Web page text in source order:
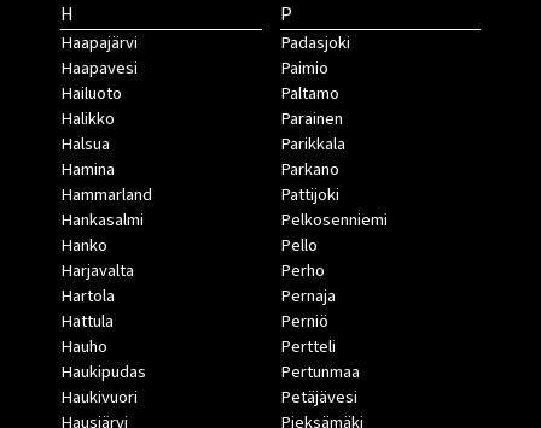
H
Haapajärvi
Haapavesi
Hailuoto
Halikko
Halsua
Hamina
Hammarland
Hankasalmi
Hanko
Harjavalta
Hartola
Hattula
Hauho
Haukipudas
Haukivuori
P
Padasjoki
Paimio
Paltamo
Parainen
Parikkala
Parkano
Pattijoki
Pelkosenniemi
Pello
Perho
Pernaja
Perniö
Pertteli
Pertunmaa
Petäjävesi